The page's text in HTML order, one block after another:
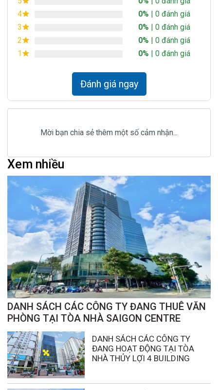
4
0% | 0 đánh giá
3
0% | 0 đánh giá
2
0% | 0 đánh giá
1
0% | 0 đánh giá
Đánh giá ngay
Mời bạn chia sẻ thêm một số cảm nhận...
Xem nhiều
DANH SÁCH CÁC CÔNG TY ĐANG THUÊ VĂN
PHÒNG TẠI TÒA NHÀ SAIGON CENTRE
DANH SÁCH CÁC CÔNG TY
ĐANG HOẠT ĐỘNG TẠI TÒA
NHÀ THỦY LỢI 4 BUILDING